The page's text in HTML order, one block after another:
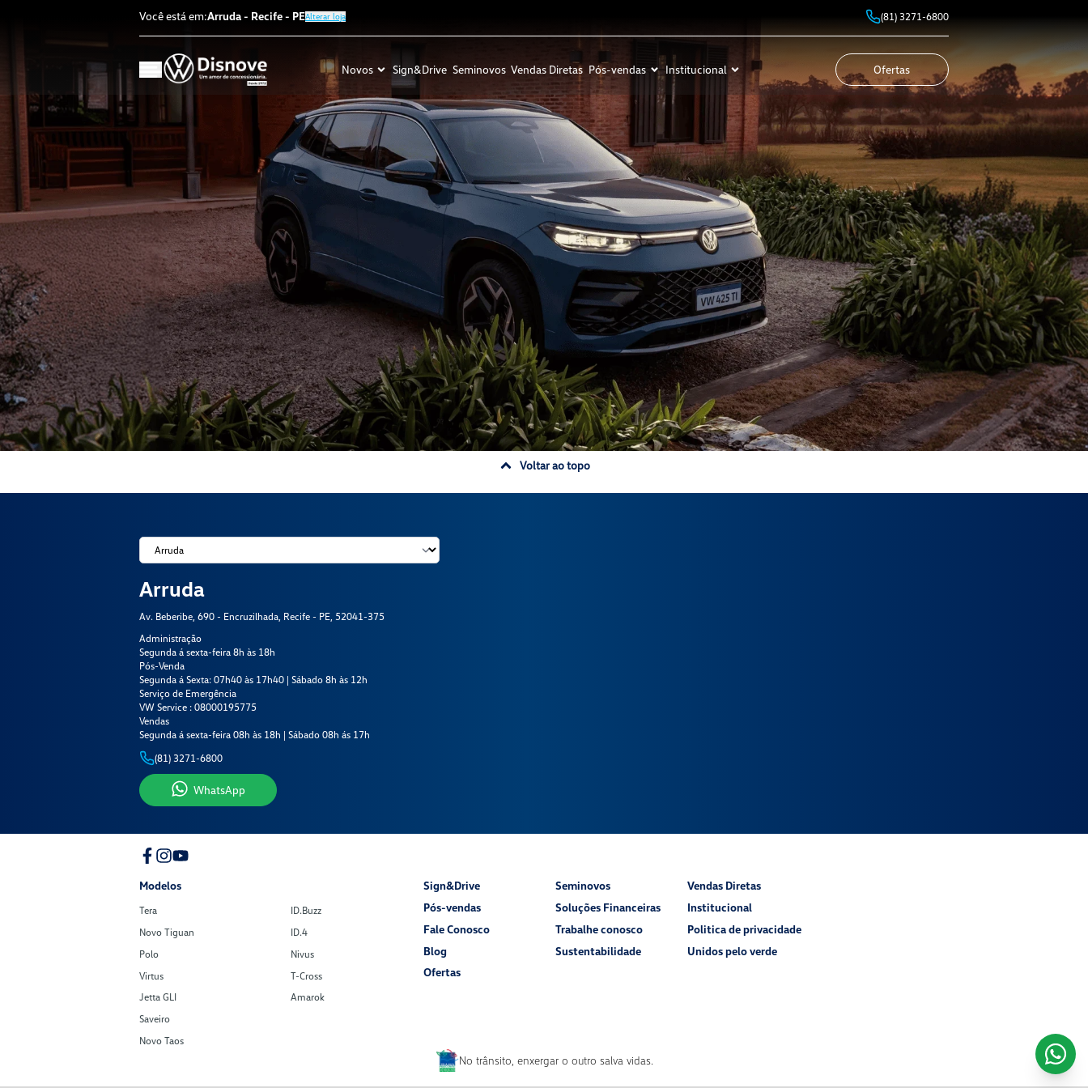
Você está em:Arruda- Recife- PEAlterar loja (81) 3271-6800
Novos Sign&Drive Seminovos Vendas Diretas Pós-vendas Institucional Ofertas
Voltar ao topo
Arruda
Av. Beberibe, 690 - Encruzilhada, Recife - PE, 52041-375
Administração
Segunda á sexta-feira 8h às 18h
Pós-Venda
Segunda á Sexta: 07h40 às 17h40 | Sábado 8h às 12h
Serviço de Emergência
VW Service : 08000195775
Vendas
Segunda á sexta-feira 08h às 18h | Sábado 08h ás 17h
(81) 3271-6800
WhatsApp
Modelos
Tera
Novo Tiguan
Polo
Virtus
Jetta GLI
Saveiro
Novo Taos
ID.Buzz
ID.4
Nivus
T-Cross
Amarok
Sign&Drive Seminovos
Vendas Diretas
Pós-vendas
Soluções Financeiras
Institucional
Fale Conosco
Trabalhe conosco
Politica de privacidade
Blog
Sustentabilidade
Unidos pelo verde
Ofertas
No trânsito, enxergar o outro salva vidas.